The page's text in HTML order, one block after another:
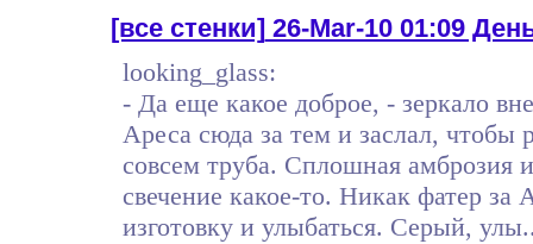
[все стенки]26-Mar-10 01:09
looking_glass:
- Да еще какое доброе, - зеркало
Ареса сюда за тем и заслал,
совсем труба. Сплошная амброзия
свечение какое-то. Никак фатер
изготовку и улыбаться. Серый,